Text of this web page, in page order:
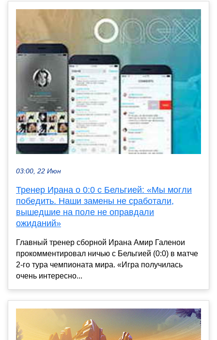
03:00, 22 Июн
Тренер Ирана о 0:0 с Бельгией: «Мы могли
победить. Наши замены не сработали,
вышедшие на поле не оправдали
ожиданий»
Главный тренер сборной Ирана Амир Галенои
прокомментировал ничью с Бельгией (0:0) в матче
2-го тура чемпионата мира. «Игра получилась
очень интересно...